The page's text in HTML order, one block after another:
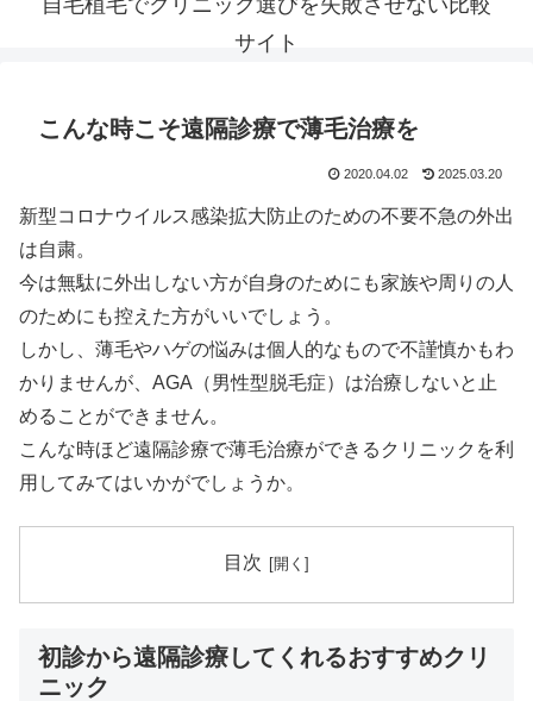
自毛植毛でクリニック選びを失敗させない比較
サイト
こんな時こそ遠隔診療で薄毛治療を
2020.04.02 2025.03.20
新型コロナウイルス感染拡大防止のための不要不急の外出
は自粛。
今は無駄に外出しない方が自身のためにも家族や周りの人
のためにも控えた方がいいでしょう。
しかし、薄毛やハゲの悩みは個人的なもので不謹慎かもわ
かりませんが、AGA（男性型脱毛症）は治療しないと止
めることができません。
こんな時ほど遠隔診療で薄毛治療ができるクリニックを利
用してみてはいかがでしょうか。
目次
初診から遠隔診療してくれるおすすめクリ
ニック